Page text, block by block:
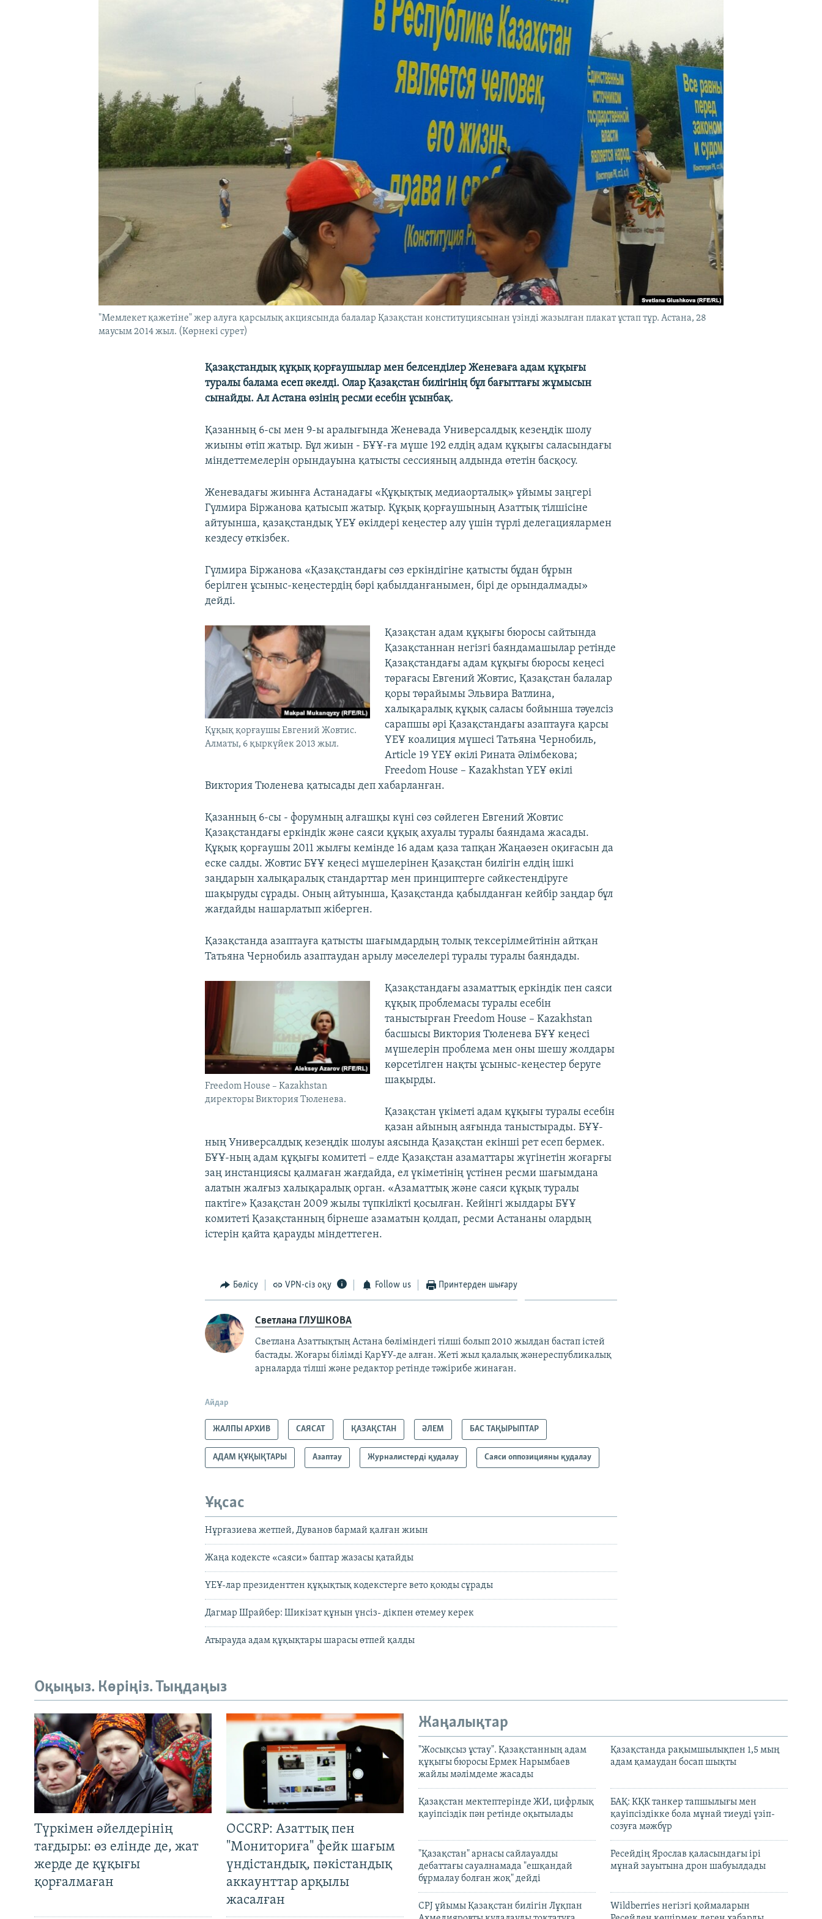
"Мемлекет қажетіне" жер алуға қарсылық акциясында балалар Қазақстан конституциясынан үзінді жазылған плакат ұстап тұр. Астана, 28
маусым 2014 жыл. (Көрнекі сурет)
Қазақстандық құқық қорғаушылар мен белсенділер Женеваға адам құқығы
туралы балама есеп әкелді. Олар Қазақстан билігінің бұл бағыттағы жұмысын
сынайды. Ал Астана өзінің ресми есебін ұсынбақ.
Қазанның 6-сы мен 9-ы аралығында Женевада Универсалдық кезеңдік шолу
жиыны өтіп жатыр. Бұл жиын - БҰҰ-ға мүше 192 елдің адам құқығы саласындағы
міндеттемелерін орындауына қатысты сессияның алдында өтетін басқосу.
Женевадағы жиынға Астанадағы «Құқықтық медиаорталық» ұйымы заңгері
Гүлмира Біржанова қатысып жатыр. Құқық қорғаушының Азаттық тілшісіне
айтуынша, қазақстандық ҮЕҰ өкілдері кеңестер алу үшін түрлі делегациялармен
кездесу өткізбек.
Гүлмира Біржанова «Қазақстандағы сөз еркіндігіне қатысты бұдан бұрын
берілген ұсыныс-кеңестердің бәрі қабылданғанымен, бірі де орындалмады»
дейді.
Құқық қорғаушы Евгений Жовтис.
Алматы, 6 қыркүйек 2013 жыл.
Қазақстан адам құқығы бюросы сайтында
Қазақстаннан негізгі баяндамашылар ретінде
Қазақстандағы адам құқығы бюросы кеңесі
төрағасы Евгений Жовтис, Қазақстан балалар
қоры төрайымы Эльвира Ватлина,
халықаралық құқық саласы бойынша тәуелсіз
сарапшы әрі Қазақстандағы азаптауға қарсы
ҮЕҰ коалиция мүшесі Татьяна Чернобиль,
Article 19 ҮЕҰ өкілі Рината Әлімбекова;
Freedom House – Kazakhstan ҮЕҰ өкілі
Виктория Тюленева қатысады деп хабарланған.
Қазанның 6-сы - форумның алғашқы күні сөз сөйлеген Евгений Жовтис
Қазақстандағы еркіндік және саяси құқық ахуалы туралы баяндама жасады.
Құқық қорғаушы 2011 жылғы кемінде 16 адам қаза тапқан Жаңаөзен оқиғасын да
еске салды. Жовтис БҰҰ кеңесі мүшелерінен Қазақстан билігін елдің ішкі
заңдарын халықаралық стандарттар мен принциптерге сәйкестендіруге
шақыруды сұрады. Оның айтуынша, Қазақстанда қабылданған кейбір заңдар бұл
жағдайды нашарлатып жіберген.
Қазақстанда азаптауға қатысты шағымдардың толық тексерілмейтінін айтқан
Татьяна Чернобиль азаптаудан арылу мәселелері туралы туралы баяндады.
Freedom House – Kazakhstan
директоры Виктория Тюленева.
Қазақстандағы азаматтық еркіндік пен саяси
құқық проблемасы туралы есебін
таныстырған Freedom House – Kazakhstan
басшысы Виктория Тюленева БҰҰ кеңесі
мүшелерін проблема мен оны шешу жолдары
көрсетілген нақты ұсыныс-кеңестер беруге
шақырды.
Қазақстан үкіметі адам құқығы туралы есебін
қазан айының аяғында таныстырады. БҰҰ-
ның Универсалдық кезеңдік шолуы аясында Қазақстан екінші рет есеп бермек.
БҰҰ-ның адам құқығы комитеті – елде Қазақстан азаматтары жүгінетін жоғарғы
заң инстанциясы қалмаған жағдайда, ел үкіметінің үстінен ресми шағымдана
алатын жалғыз халықаралық орган. «Азаматтық және саяси құқық туралы
пактіге» Қазақстан 2009 жылы түпкілікті қосылған. Кейінгі жылдары БҰҰ
комитеті Қазақстанның бірнеше азаматын қолдап, ресми Астананы олардың
істерін қайта қарауды міндеттеген.
Бөлісу VPN-сіз оқу Follow us Принтерден шығару
Светлана ГЛУШКОВА
Светлана Азаттықтың Астана бөліміндегі тілші болып 2010 жылдан бастап істей
бастады. Жоғары білімді ҚарҰУ-де алған. Жеті жыл қалалық жәнереспубликалық
арналарда тілші және редактор ретінде тәжірибе жинаған.
Айдар
ЖАЛПЫ АРХИВ САЯСАТ ҚАЗАҚСТАН ӘЛЕМ БАС ТАҚЫРЫПТАР
АДАМ ҚҰҚЫҚТАРЫ Азаптау Журналистерді қудалау Саяси оппозицияны қудалау
Ұқсас
Нұрғазиева жетпей, Дуванов бармай қалған жиын
Жаңа кодексте «саяси» баптар жазасы қатайды
ҮЕҰ-лар президенттен құқықтық кодекстерге вето қоюды сұрады
Дагмар Шрайбер: Шикізат құнын үнсіз- дікпен өтемеу керек
Атырауда адам құқықтары шарасы өтпей қалды
Оқыңыз. Көріңіз. Тыңдаңыз
Түркімен әйелдерінің
тағдыры: өз елінде де, жат
жерде де құқығы
қорғалмаған
OCCRP: Азаттық пен
"Мониториға" фейк шағым
үндістандық, пәкістандық
аккаунттар арқылы
жасалған
Жаңалықтар
"Жосықсыз ұстау". Қазақстанның адам
құқығы бюросы Ермек Нарымбаев
жайлы мәлімдеме жасады
Қазақстанда рақымшылықпен 1,5 мың
адам қамаудан босап шықты
Қазақстан мектептерінде ЖИ, цифрлық
қауіпсіздік пән ретінде оқытылады
БАҚ: КҚК танкер тапшылығы мен
қауіпсіздікке бола мұнай тиеуді үзіп-
созуға мәжбүр
"Қазақстан" арнасы сайлауалды
дебаттағы сауалнамада "ешқандай
бұрмалау болған жоқ" дейді
Ресейдің Ярослав қаласындағы ірі
мұнай зауытына дрон шабуылдады
CPJ ұйымы Қазақстан билігін Лұқпан
Wildberries негізгі қоймаларын